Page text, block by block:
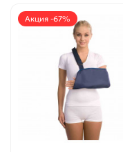
Акция -67%